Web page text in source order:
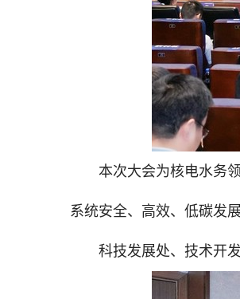
本次大会为核电水务
系统安全、高效、低碳发
科技发展处、技术开